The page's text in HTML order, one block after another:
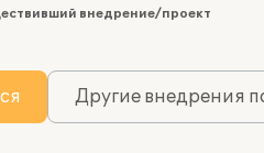
внедрение/проект
Другие внедрения